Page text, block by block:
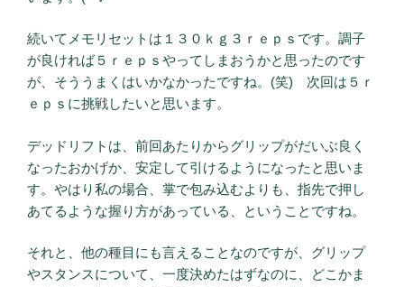
続いてメモリセットは１３０ｋｇ３ｒｅｐｓです。調子
が良ければ５ｒｅｐｓやってしまおうかと思ったのです
が、そううまくはいかなかったですね。(笑) 次回は５ｒ
ｅｐｓに挑戦したいと思います。
デッドリフトは、前回あたりからグリップがだいぶ良く
なったおかげか、安定して引けるようになったと思いま
す。やはり私の場合、掌で包み込むよりも、指先で押し
あてるような握り方があっている、ということですね。
それと、他の種目にも言えることなのですが、グリップ
やスタンスについて、一度決めたはずなのに、どこかま